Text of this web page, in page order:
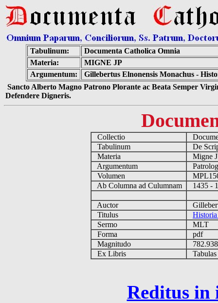
Tabulinum:
Documenta Catholica Omnia
Materia:
MIGNE JP
Argumentum:
Gillebertus Elnonensis Monachus -
Sancto Alberto Magno Patrono Plorante ac Beata Semper
Defendere Digneris.
Collectio
Tabulinum
De
Materia
Migne
Argumentum
Volumen
Ab Columna ad Culumnam
1435 -
Auctor
Titulus
Sermo
MLT
Forma
pdf
Magnitudo
Ex Libris
Reditus in